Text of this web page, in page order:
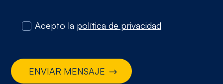
Acepto la política de privacidad
ENVIAR MENSAJE